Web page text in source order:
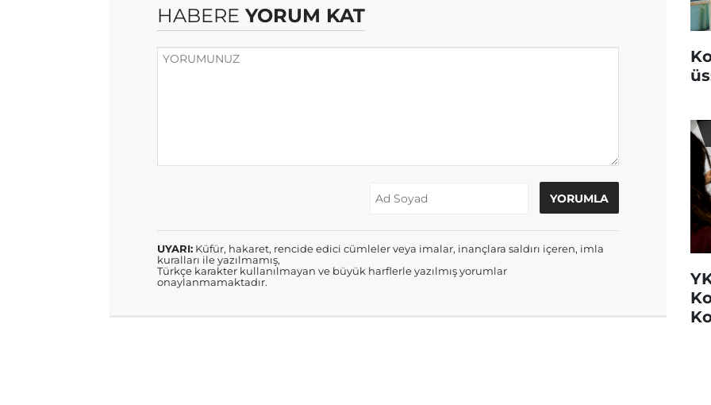
HABERE YORUM KAT
UYARI: Küfür, hakaret, rencide edici cümleler veya imalar, inançlara saldırı içeren, imla
kuralları ile yazılmamış,
Türkçe karakter kullanılmayan ve büyük harflerle yazılmış yorumlar
onaylanmamaktadır.